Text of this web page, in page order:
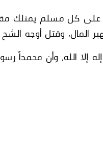
كل مسلم يمتلك
المال، وقتل أوجه الشح
الله، وأن محمداً رسول